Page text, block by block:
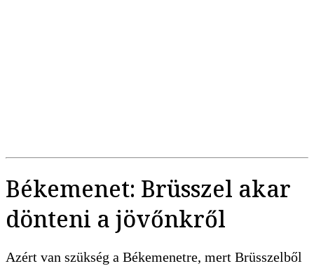
Békemenet: Brüsszel akar
dönteni a jövőnkről
Azért van szükség a Békemenetre, mert Brüsszelből